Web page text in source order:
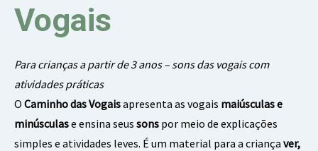
Vogais
Para crianças a partir de 3 anos – sons das vogais com
atividades práticas
O Caminho das Vogaisapresenta as vogais maiúsculas e
minúsculase ensina seus sons por meio de explicações
simples e atividades leves. É um material para a criança ver,